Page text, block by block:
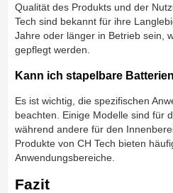
Qualität des Produkts und der
Tech sind bekannt für ihre
Jahre oder länger in Betrieb sein,
gepflegt werden.
Kann ich stapelbare
Es ist wichtig, die spezifischen
beachten. Einige Modelle sind für
während andere für den
Produkte von CH Tech bieten
Anwendungsbereiche.
Fazit